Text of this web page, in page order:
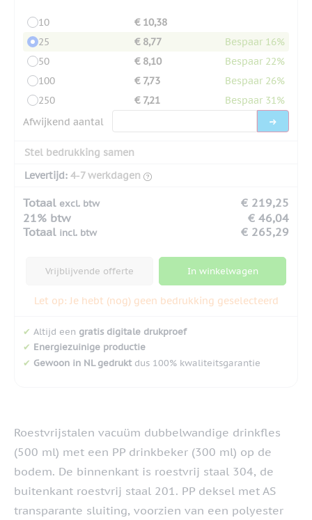
10
€ 10,38
25
€ 8,77
Bespaar 16%
50
€ 8,10
Bespaar 22%
100
€ 7,73
Bespaar 26%
250
€ 7,21
Bespaar 31%
Afwijkend aantal
Stel bedrukking samen
Levertijd: 4-7 werkdagen
Totaal excl. btw
€ 219,25
21% btw
€ 46,04
Totaal incl. btw € 265,29
Vrijblijvende offerte In winkelwagen
Let op: Je hebt (nog) geen bedrukking geselecteerd
✔ Altijd een gratis digitale drukproef
✔ Energiezuinige productie
✔ Gewoon in NL gedruktdus 100% kwaliteitsgarantie
Roestvrijstalen vacuüm dubbelwandige drinkfles
(500 ml) met een PP drinkbeker (300 ml) op de
bodem. De binnenkant is roestvrij staal 304, de
buitenkant roestvrij staal 201. PP deksel met AS
transparante sluiting, voorzien van een polyester